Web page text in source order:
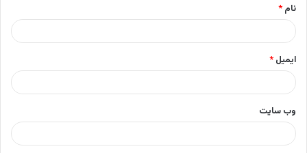
نام *
ایمیل *
وب‌ سایت